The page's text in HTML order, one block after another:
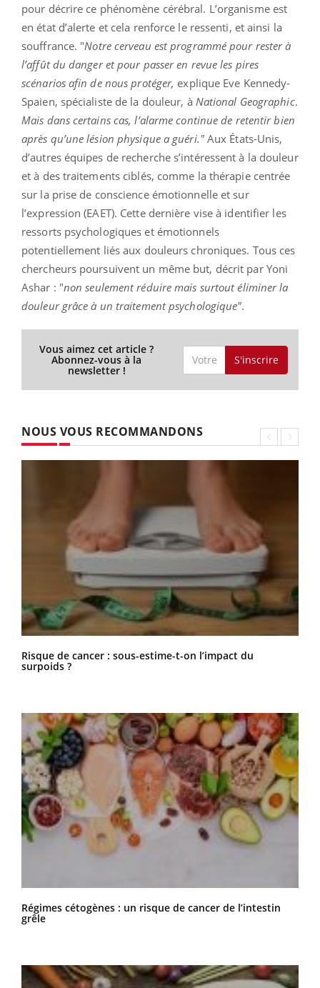
pour décrire ce phénomène cérébral. L’organisme est
en état d’alerte et cela renforce le ressenti, et ainsi la
souffrance. "Notre cerveau est programmé pour rester à
l’affût du danger et pour passer en revue les pires
scénarios afin de nous protéger, explique Eve Kennedy-
Spaien, spécialiste de la douleur, à National Geographic.
Mais dans certains cas, l’alarme continue de retentir bien
après qu’une lésion physique a guéri."Aux États-Unis,
d’autres équipes de recherche s’intéressent à la douleur
et à des traitements ciblés, comme la thérapie centrée
sur la prise de conscience émotionnelle et sur
l’expression (EAET). Cette dernière vise à identifier les
ressorts psychologiques et émotionnels
potentiellement liés aux douleurs chroniques. Tous ces
chercheurs poursuivent un même but, décrit par Yoni
Ashar : "non seulement réduire mais surtout éliminer la
douleur grâce à un traitement psychologique".
Vous aimez cet article ?
Abonnez-vous à la
newsletter !
S'inscrire
NOUS VOUS RECOMMANDONS
Risque de cancer : sous-estime-t-on l’impact du
surpoids ?
Régimes cétogènes : un risque de cancer de l’intestin
grêle